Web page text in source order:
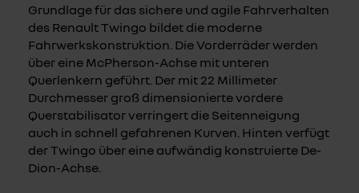
Grundlage für das sichere und agile Fahrverhalten
des Renault Twingo bildet die moderne
Fahrwerkskonstruktion. Die Vorderräder werden
über eine McPherson-Achse mit unteren
Querlenkern geführt. Der mit 22 Millimeter
Durchmesser groß dimensionierte vordere
Querstabilisator verringert die Seitenneigung
auch in schnell gefahrenen Kurven. Hinten verfügt
der Twingo über eine aufwändig konstruierte De-
Dion-Achse.